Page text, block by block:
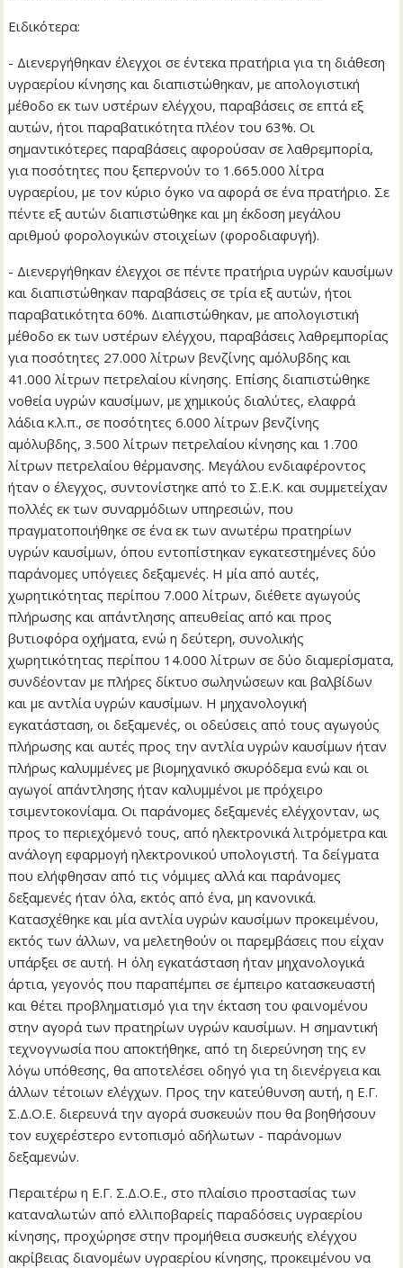
Ειδικότερα:
- Διενεργήθηκαν έλεγχοι σε έντεκα πρατήρια για τη διάθεση
υγραερίου κίνησης και διαπιστώθηκαν, με απολογιστική
μέθοδο εκ των υστέρων ελέγχου, παραβάσεις σε επτά εξ
αυτών, ήτοι παραβατικότητα πλέον του 63%. Οι
σημαντικότερες παραβάσεις αφορούσαν σε λαθρεμπορία,
για ποσότητες που ξεπερνούν το 1.665.000 λίτρα
υγραερίου, με τον κύριο όγκο να αφορά σε ένα πρατήριο. Σε
πέντε εξ αυτών διαπιστώθηκε και μη έκδοση μεγάλου
αριθμού φορολογικών στοιχείων (φοροδιαφυγή).
- Διενεργήθηκαν έλεγχοι σε πέντε πρατήρια υγρών καυσίμων
και διαπιστώθηκαν παραβάσεις σε τρία εξ αυτών, ήτοι
παραβατικότητα 60%. Διαπιστώθηκαν, με απολογιστική
μέθοδο εκ των υστέρων ελέγχου, παραβάσεις λαθρεμπορίας
για ποσότητες 27.000 λίτρων βενζίνης αμόλυβδης και
41.000 λίτρων πετρελαίου κίνησης. Επίσης διαπιστώθηκε
νοθεία υγρών καυσίμων, με χημικούς διαλύτες, ελαφρά
λάδια κ.λ.π., σε ποσότητες 6.000 λίτρων βενζίνης
αμόλυβδης, 3.500 λίτρων πετρελαίου κίνησης και 1.700
λίτρων πετρελαίου θέρμανσης. Μεγάλου ενδιαφέροντος
ήταν ο έλεγχος, συντονίστηκε από το Σ.Ε.Κ. και συμμετείχαν
πολλές εκ των συναρμόδιων υπηρεσιών, που
πραγματοποιήθηκε σε ένα εκ των ανωτέρω πρατηρίων
υγρών καυσίμων, όπου εντοπίστηκαν εγκατεστημένες δύο
παράνομες υπόγειες δεξαμενές. Η μία από αυτές,
χωρητικότητας περίπου 7.000 λίτρων, διέθετε αγωγούς
πλήρωσης και απάντλησης απευθείας από και προς
βυτιοφόρα οχήματα, ενώ η δεύτερη, συνολικής
χωρητικότητας περίπου 14.000 λίτρων σε δύο διαμερίσματα,
συνδέονταν με πλήρες δίκτυο σωληνώσεων και βαλβίδων
και με αντλία υγρών καυσίμων. Η μηχανολογική
εγκατάσταση, οι δεξαμενές, οι οδεύσεις από τους αγωγούς
πλήρωσης και αυτές προς την αντλία υγρών καυσίμων ήταν
πλήρως καλυμμένες με βιομηχανικό σκυρόδεμα ενώ και οι
αγωγοί απάντλησης ήταν καλυμμένοι με πρόχειρο
τσιμεντοκονίαμα. Οι παράνομες δεξαμενές ελέγχονταν, ως
προς το περιεχόμενό τους, από ηλεκτρονικά λιτρόμετρα και
ανάλογη εφαρμογή ηλεκτρονικού υπολογιστή. Τα δείγματα
που ελήφθησαν από τις νόμιμες αλλά και παράνομες
δεξαμενές ήταν όλα, εκτός από ένα, μη κανονικά.
Κατασχέθηκε και μία αντλία υγρών καυσίμων προκειμένου,
εκτός των άλλων, να μελετηθούν οι παρεμβάσεις που είχαν
υπάρξει σε αυτή. Η όλη εγκατάσταση ήταν μηχανολογικά
άρτια, γεγονός που παραπέμπει σε έμπειρο κατασκευαστή
και θέτει προβληματισμό για την έκταση του φαινομένου
στην αγορά των πρατηρίων υγρών καυσίμων. Η σημαντική
τεχνογνωσία που αποκτήθηκε, από τη διερεύνηση της εν
λόγω υπόθεσης, θα αποτελέσει οδηγό για τη διενέργεια και
άλλων τέτοιων ελέγχων. Προς την κατεύθυνση αυτή, η Ε.Γ.
Σ.Δ.Ο.Ε. διερευνά την αγορά συσκευών που θα βοηθήσουν
τον ευχερέστερο εντοπισμό αδήλωτων - παράνομων
δεξαμενών.
Περαιτέρω η Ε.Γ. Σ.Δ.Ο.Ε., στο πλαίσιο προστασίας των
καταναλωτών από ελλιποβαρείς παραδόσεις υγραερίου
κίνησης, προχώρησε στην προμήθεια συσκευής ελέγχου
ακρίβειας διανομέων υγραερίου κίνησης, προκειμένου να